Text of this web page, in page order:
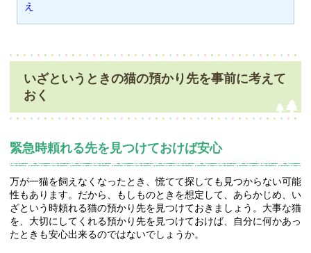
え
いざというときの猫の預かり先を事前に考えて
おく
緊急時頼れる先を見つけておけば安心
万が一猫を飼えなくなったとき、慌てて探しても見つからない可能
性もあります。だから、もしものときを想定して、あらかじめ、い
ざという時頼れる猫の預かり先を見つけておきましょう。大事な猫
を、大切にしてくれる預かり先を見つけておけば、自分に何かあっ
たときも安心出来るのではないでしょうか。